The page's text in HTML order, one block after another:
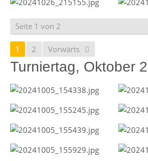
Seite 1 von 2
1 2 Vorwärts
Turniertag, Oktober